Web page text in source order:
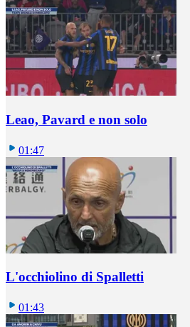
Leao, Pavard e non solo
01:47
L'occhiolino di Spalletti
01:43